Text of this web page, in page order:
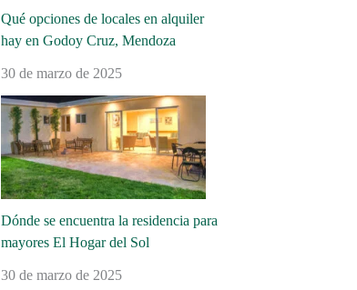
Qué opciones de locales en alquiler
hay en Godoy Cruz, Mendoza
30 de marzo de 2025
Dónde se encuentra la residencia para
mayores El Hogar del Sol
30 de marzo de 2025